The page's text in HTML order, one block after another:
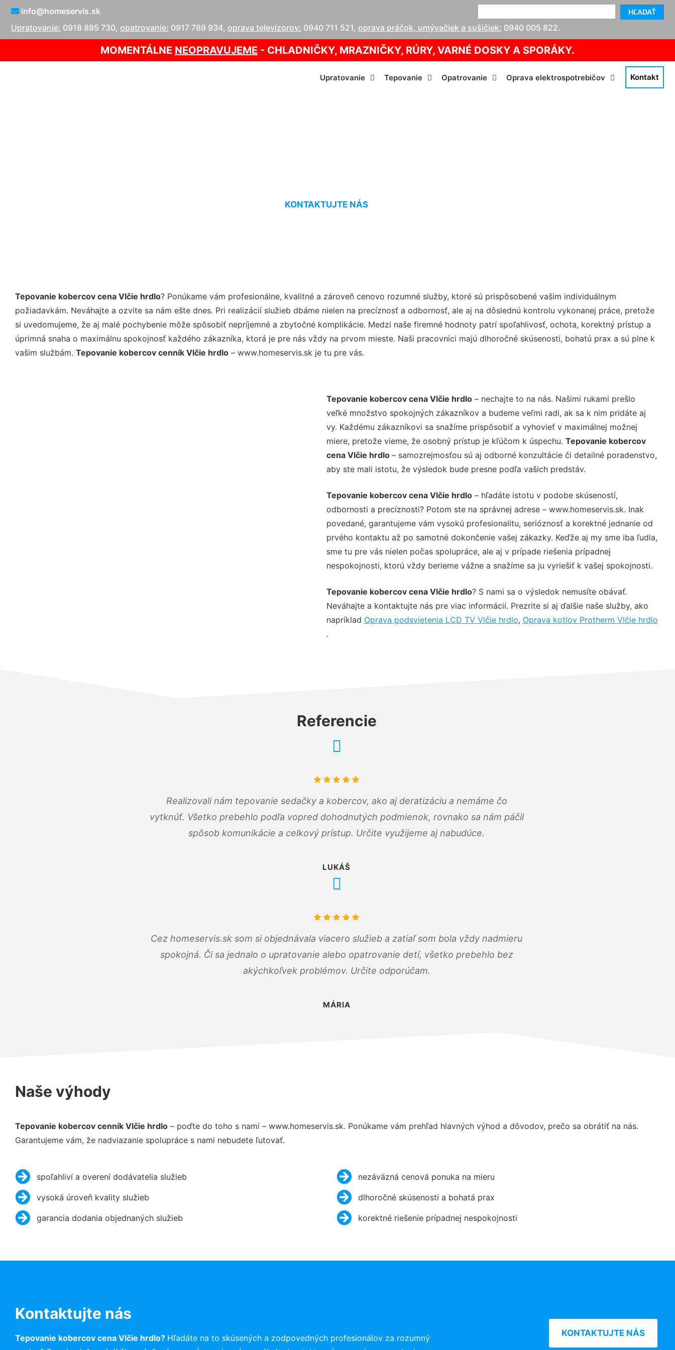
HĽADAŤ
info@homeservis.sk
Upratovanie: 0918 895 730, opatrovanie: 0917 789 934, oprava televízorov: 0940 711 521, oprava práčok, umývačiek a sušičiek: 0940 005 822.
MOMENTÁLNE NEOPRAVUJEME - CHLADNIČKY, MRAZNIČKY, RÚRY, VARNÉ DOSKY A SPORÁKY.
Upratovanie Tepovanie Opatrovanie Oprava elektrospotrebičov Kontakt
KONTAKTUJTE NÁS
Tepovanie kobercov cena Vlčie hrdlo? Ponúkame vám profesionálne, kvalitné a zároveň cenovo rozumné služby, ktoré sú prispôsobené vašim individuálnym
požiadavkám. Neváhajte a ozvite sa nám ešte dnes. Pri realizácií služieb dbáme nielen na precíznosť a odbornosť, ale aj na dôslednú kontrolu vykonanej práce, pretože
si uvedomujeme, že aj malé pochybenie môže spôsobiť nepríjemné a zbytočné komplikácie. Medzi naše firemné hodnoty patrí spoľahlivosť, ochota, korektný prístup a
úprimná snaha o maximálnu spokojnosť každého zákazníka, ktorá je pre nás vždy na prvom mieste. Naši pracovníci majú dlhoročné skúsenosti, bohatú prax a sú plne k
vašim službám. Tepovanie kobercov cenník Vlčie hrdlo – www.homeservis.sk je tu pre vás.
Tepovanie kobercov cena Vlčie hrdlo– nechajte to na nás. Našimi rukami prešlo
veľké množstvo spokojných zákazníkov a budeme veľmi radi, ak sa k nim pridáte aj
vy. Každému zákazníkovi sa snažíme prispôsobiť a vyhovieť v maximálnej možnej
miere, pretože vieme, že osobný prístup je kľúčom k úspechu. Tepovanie kobercov
cena Vlčie hrdlo – samozrejmosťou sú aj odborné konzultácie či detailné poradenstvo,
aby ste mali istotu, že výsledok bude presne podľa vašich predstáv.
Tepovanie kobercov cena Vlčie hrdlo– hľadáte istotu v podobe skúseností,
odbornosti a precíznosti? Potom ste na správnej adrese – www.homeservis.sk. Inak
povedané, garantujeme vám vysokú profesionalitu, serióznosť a korektné jednanie od
prvého kontaktu až po samotné dokončenie vašej zákazky. Keďže aj my sme iba ľudia,
sme tu pre vás nielen počas spolupráce, ale aj v prípade riešenia prípadnej
nespokojnosti, ktorú vždy berieme vážne a snažíme sa ju vyriešiť k vašej spokojnosti.
Tepovanie kobercov cena Vlčie hrdlo? S nami sa o výsledok nemusíte obávať.
Neváhajte a kontaktujte nás pre viac informácií. Prezrite si aj ďalšie naše služby, ako
napríklad Oprava podsvietenia LCD TV Vlčie hrdlo, Oprava kotlov Protherm Vlčie hrdlo
.
Referencie
Realizovali nám tepovanie sedačky a kobercov, ako aj deratizáciu a nemáme čo
vytknúť. Všetko prebehlo podľa vopred dohodnutých podmienok, rovnako sa nám páčil
spôsob komunikácie a celkový prístup. Určite využijeme aj nabudúce.
LUKÁŠ
Cez homeservis.sk som si objednávala viacero služieb a zatiaľ som bola vždy nadmieru
spokojná. Či sa jednalo o upratovanie alebo opatrovanie detí, všetko prebehlo bez
akýchkoľvek problémov. Určite odporúčam.
MÁRIA
Naše výhody
Tepovanie kobercov cenník Vlčie hrdlo – poďte do toho s nami – www.homeservis.sk. Ponúkame vám prehľad hlavných výhod a dôvodov, prečo sa obrátiť na nás.
Garantujeme vám, že nadviazanie spolupráce s nami nebudete ľutovať.
spoľahliví a overení dodávatelia služieb
vysoká úroveň kvality služieb
garancia dodania objednaných služieb
nezáväzná cenová ponuka na mieru
dlhoročné skúsenosti a bohatá prax
korektné riešenie prípadnej nespokojnosti
Kontaktujte nás
Tepovanie kobercov cena Vlčie hrdlo? Hľadáte na to skúsených a zodpovedných profesionálov za rozumný
KONTAKTUJTE NÁS